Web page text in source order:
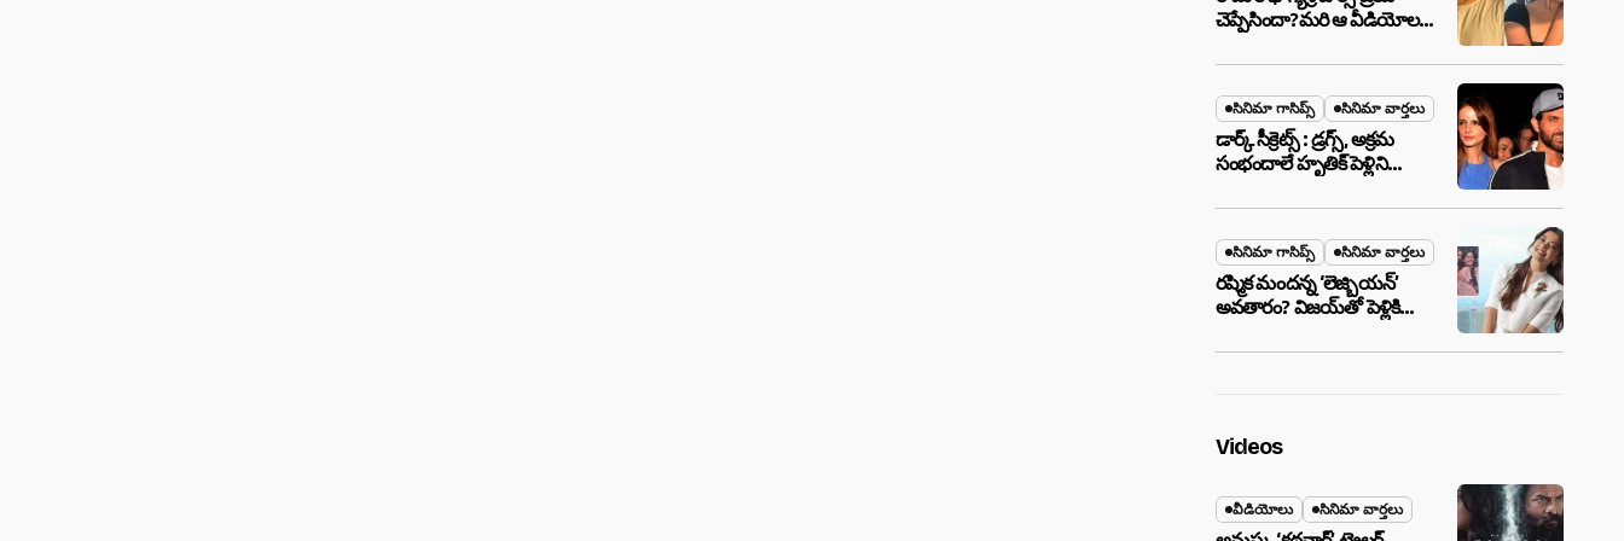
చెప్పేసిందా?మరి ఆ వీడియోల
సినిమా గాసిప్స్ సినిమా వార్తలు
డార్క్ సీక్రెట్స్ : డ్రగ్స్, అక్రమ
సంభందాలే హృతిక్ పెళ్లిని
సినిమా గాసిప్స్ సినిమా వార్తలు
రష్మిక మందన్న ‘లెజ్బియన్’
అవతారం? విజయ్‌తో పెళ్లికి
,నిజమేనా?
Videos
వీడియోలు సినిమా వార్తలు